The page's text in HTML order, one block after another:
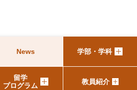
News 学部・学科
留学
プログラム
教員紹介